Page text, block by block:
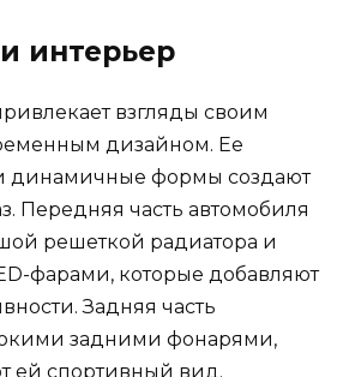
интерьер
взгляды своим
дизайном. Ее
динамичные формы создают
Передняя часть автомобиля
решеткой радиатора и
фарами, которые добавляют
Задняя часть
задними фонарями,
ей спортивный вид.